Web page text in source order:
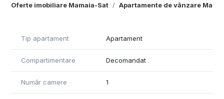
Oferte imobiliare Mamaia-Sat Apartamente de vânzare
Tip apartament Apartament
Compartimentare Decomandat
Număr camere 1